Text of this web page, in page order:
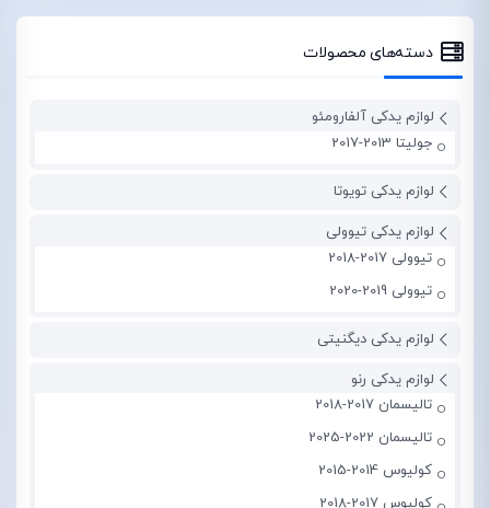
دسته‌های محصولات
لوازم یدکی آلفارومئو
جولیتا 2013-2017
لوازم یدکی تویوتا
لوازم یدکی تیوولی
تیوولی 2017-2018
تیوولی 2019-2020
لوازم یدکی دیگنیتی
لوازم یدکی رنو
تالیسمان 2017-2018
تالیسمان 2022-2025
کولیوس 2014-2015
کولیوس 2017-2018